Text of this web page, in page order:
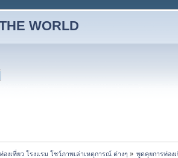
WORLD
องเที่ยว โรงแรม โชว์ภาพเล่าเหตุการณ์ ต่างๆ » พูดคุยการท่อง